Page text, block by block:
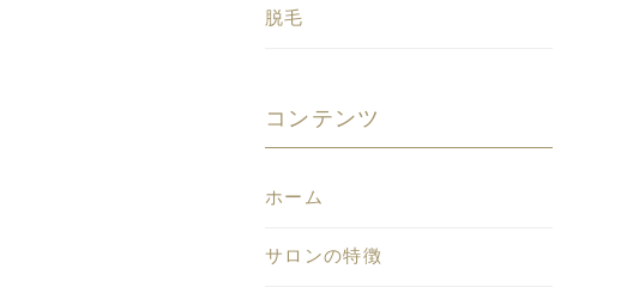
脱毛
コンテンツ
ホーム
サロンの特徴